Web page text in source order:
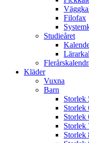
Filofax
Studieåret
Kläder
Vuxna
Barn
Storlek
Storlek
Storlek
Storlek
Storlek